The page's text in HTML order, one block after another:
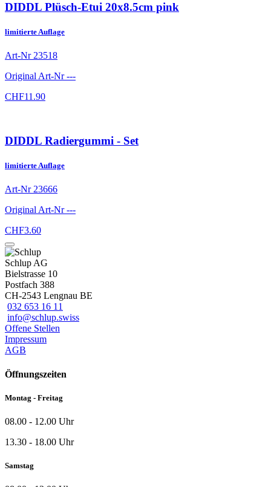
DIDDL Plüsch-Etui 20x8.5cm pink
limitierte Auflage
Art-Nr 23518
Original Art-Nr---
CHF11.90
DIDDL Radiergummi - Set
limitierte Auflage
Art-Nr23666
Original Art-Nr---
CHF3.60
Schlup AG
Bielstrasse 10
Postfach 388
CH-2543 Lengnau BE
032 653 16 11
info@schlup.swiss
Offene Stellen
Impressum
AGB
Öffnungszeiten
Montag - Freitag
08.00 - 12.00 Uhr
13.30 - 18.00 Uhr
Samstag